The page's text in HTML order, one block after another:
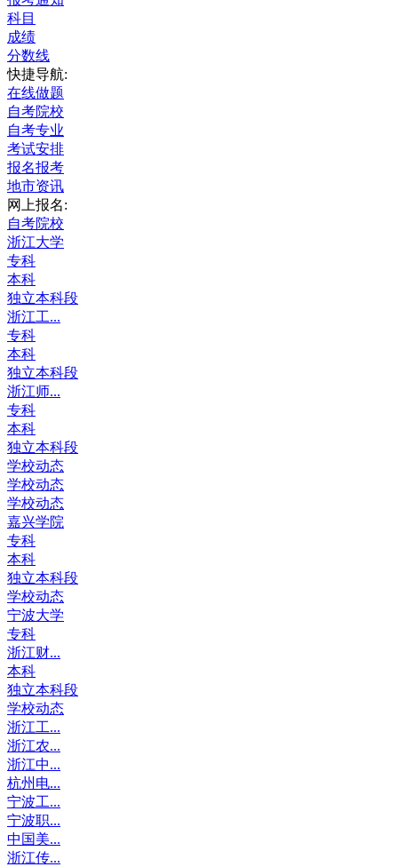
科目
成绩
分数线
快捷导航:
在线做题
自考院校
自考专业
考试安排
报名报考
地市资讯
网上报名:
自考院校
浙江大学
专科
本科
独立本科段
浙江工...
专科
本科
独立本科段
浙江师...
专科
本科
独立本科段
学校动态
学校动态
学校动态
嘉兴学院
专科
本科
独立本科段
学校动态
宁波大学
专科
浙江财...
本科
独立本科段
学校动态
浙江工...
浙江农...
浙江中...
杭州电...
宁波工...
宁波职...
中国美...
浙江传...